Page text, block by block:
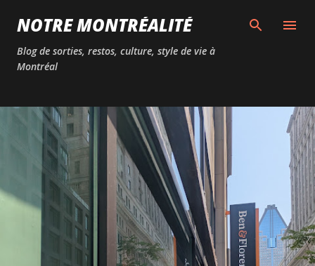
Passer au contenu principal
NOTRE MONTRÉALITÉ
Blog de sorties, restos, culture, style de vie à
Montréal